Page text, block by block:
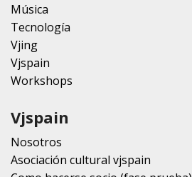
Música
Tecnología
Vjing
Vjspain
Workshops
Vjspain
Nosotros
Asociación cultural vjspain